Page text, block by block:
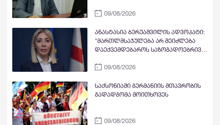
რაც დაწყებული ქართულ-აფხაზური
ხელსაყრელ ისტორიულ ჩიხში
დაბრუნებას უწყობს ხელს. არის თუ
არა ეს კლასიკური სამშობლოს
09/08/2026
ანასტასია ბერუაშვილის ადვოკატი:
"მართლმსაჯულება არ შეიძლება
დაექვემდებაროს საზოგადოებრივი
წინასწარ შექმნილ საზოგადოებრივ
09/08/2026
საქსონიაში გერმანიის მთავრობის
გადადგომა მოითხოვეს
09/08/2026